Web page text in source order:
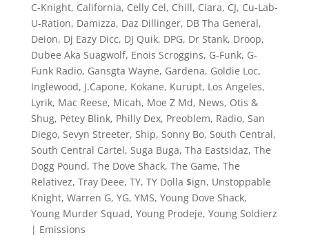
C-Knight, California, Celly Cel, Chill, Ciara, CJ, Cu-Lab-
U-Ration, Damizza, Daz Dillinger, DB Tha General,
Deion, Dj Eazy Dicc, DJ Quik, DPG, Dr Stank, Droop,
Dubee Aka Suagwolf, Enois Scroggins, G-Funk, G-
Funk Radio, Gansgta Wayne, Gardena, Goldie Loc,
Inglewood, J.Capone, Kokane, Kurupt, Los Angeles,
Lyrik, Mac Reese, Micah, Moe Z Md, News, Otis &
Shug, Petey Blink, Philly Dex, Preoblem, Radio, San
Diego, Sevyn Streeter, Ship, Sonny Bo, South Central,
South Central Cartel, Suga Buga, Tha Eastsidaz, The
Dogg Pound, The Dove Shack, The Game, The
Relativez, Tray Deee, TY, TY Dolla $ign, Unstoppable
Knight, Warren G, YG, YMS, Young Dove Shack,
Young Murder Squad, Young Prodeje, Young Soldierz
| Emissions